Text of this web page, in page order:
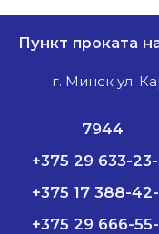
Пункт проката
г. Минск ул.
7944
+375 29 633-
+375 17 388-
+375 29 666-